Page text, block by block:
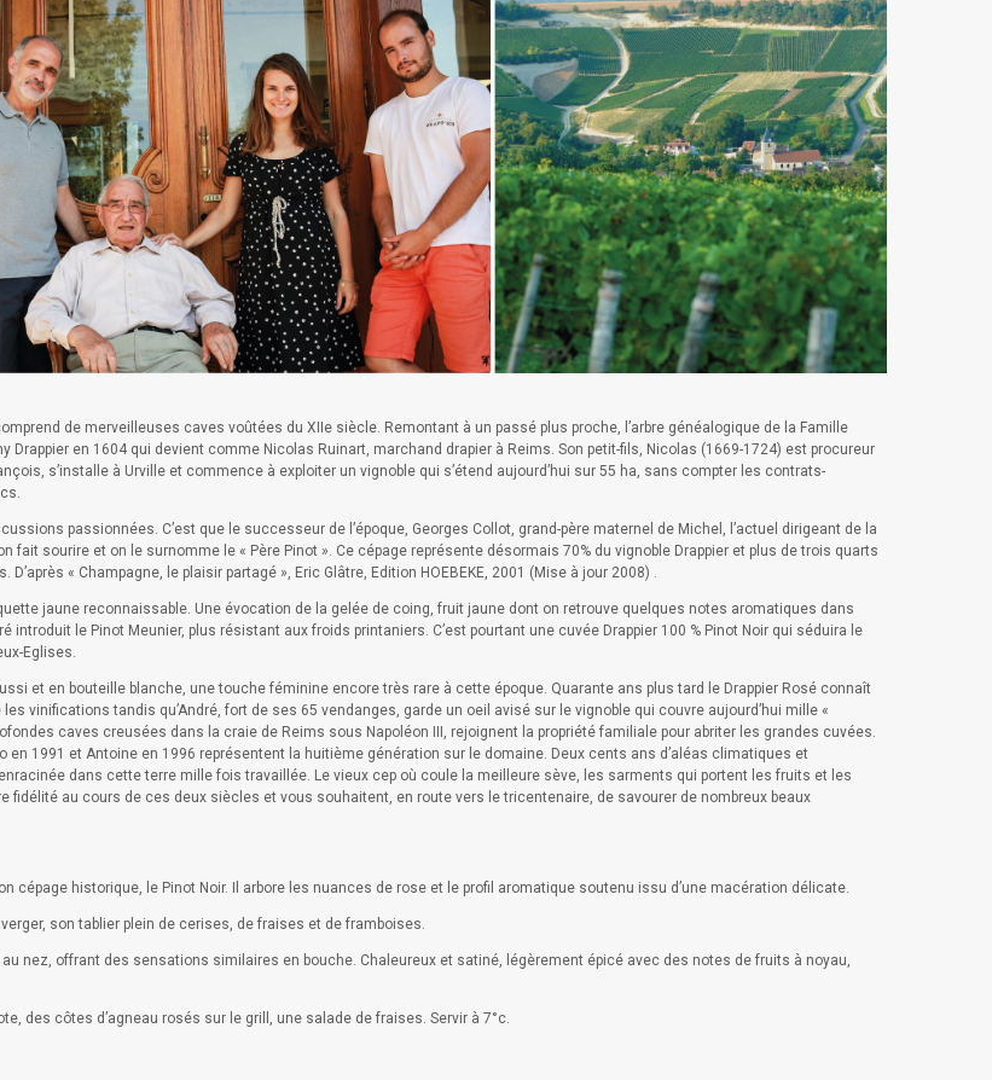
de merveilleuses caves voûtées du XIIe siècle. Remontant à un passé plus proche, l’arbre généalogique de la Famille
en 1604 qui devient comme Nicolas Ruinart, marchand drapier à Reims. Son petit-fils, Nicolas (1669-1724) est procureur
s’installe à Urville et commence à exploiter un vignoble qui s’étend aujourd’hui sur 55 ha, sans compter les contrats-
passionnées. C’est que le successeur de l’époque, Georges Collot, grand-père maternel de Michel, l’actuel dirigeant de la
sourire et on le surnomme le « Père Pinot ». Ce cépage représente désormais 70% du vignoble Drappier et plus de trois quarts
« Champagne, le plaisir partagé », Eric Glâtre, Edition HOEBEKE, 2001 (Mise à jour 2008) .
jaune reconnaissable. Une évocation de la gelée de coing, fruit jaune dont on retrouve quelques notes aromatiques dans
le Pinot Meunier, plus résistant aux froids printaniers. C’est pourtant une cuvée Drappier 100 % Pinot Noir qui séduira le
Eglises.
et en bouteille blanche, une touche féminine encore très rare à cette époque. Quarante ans plus tard le Drappier Rosé connaît
vinifications tandis qu’André, fort de ses 65 vendanges, garde un oeil avisé sur le vignoble qui couvre aujourd’hui mille «
caves creusées dans la craie de Reims sous Napoléon III, rejoignent la propriété familiale pour abriter les grandes cuvées.
en 1991 et Antoine en 1996 représentent la huitième génération sur le domaine. Deux cents ans d’aléas climatiques et
dans cette terre mille fois travaillée. Le vieux cep où coule la meilleure sève, les sarments qui portent les fruits et les
au cours de ces deux siècles et vous souhaitent, en route vers le tricentenaire, de savourer de nombreux beaux
cépage historique, le Pinot Noir. Il arbore les nuances de rose et le profil aromatique soutenu issu d’une macération délicate.
son tablier plein de cerises, de fraises et de framboises.
nez, offrant des sensations similaires en bouche. Chaleureux et satiné, légèrement épicé avec des notes de fruits à noyau,
des côtes d’agneau rosés sur le grill, une salade de fraises. Servir à 7°c.